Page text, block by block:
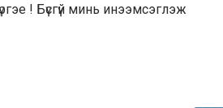
! Бүсгүй минь инээмсэглэж